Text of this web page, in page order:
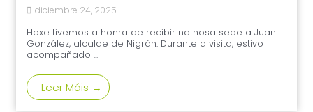
diciembre 24, 2025
Hoxe tivemos a honra de recibir na nosa sede a Juan
González, alcalde de Nigrán. Durante a visita, estivo
acompañado ...
Leer Máis →